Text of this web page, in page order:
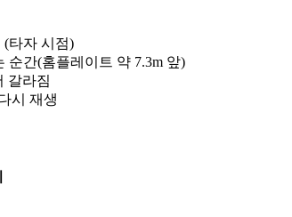
(타자 시점)
순간(홈플레이트 약 7.3m 앞)
갈라짐
시 재생